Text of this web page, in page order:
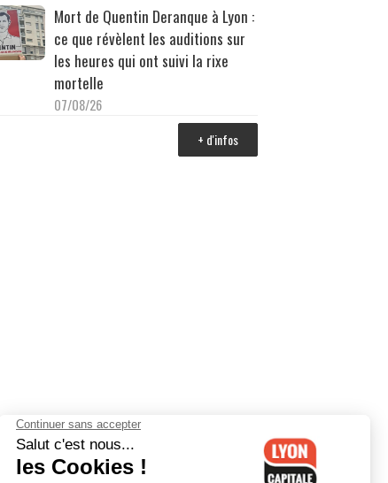
Mort de Quentin Deranque à Lyon :
ce que révèlent les auditions sur
les heures qui ont suivi la rixe
mortelle
07/08/26
+ d'infos